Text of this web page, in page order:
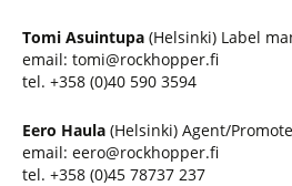
Tomi Asuintupa (Helsinki) Label
email: tomi@rockhopper.fi
tel. +358 (0)40 590 3594
Eero Haula (Helsinki) Agent/
email: eero@rockhopper.fi
tel. +358 (0)45 78737 237